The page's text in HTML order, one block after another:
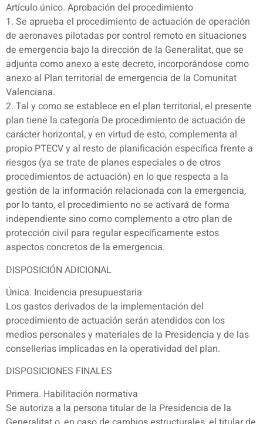
Artículo único. Aprobación del procedimiento
1. Se aprueba el procedimiento de actuación de operación
de aeronaves pilotadas por control remoto en situaciones
de emergencia bajo la dirección de la Generalitat, que se
adjunta como anexo a este decreto, incorporándose como
anexo al Plan territorial de emergencia de la Comunitat
Valenciana.
2. Tal y como se establece en el plan territorial, el presente
plan tiene la categoría De procedimiento de actuación de
carácter horizontal, y en virtud de esto, complementa al
propio PTECV y al resto de planificación específica frente a
riesgos (ya se trate de planes especiales o de otros
procedimientos de actuación) en lo que respecta a la
gestión de la información relacionada con la emergencia,
por lo tanto, el procedimiento no se activará de forma
independiente sino como complemento a otro plan de
protección civil para regular específicamente estos
aspectos concretos de la emergencia.
DISPOSICIÓN ADICIONAL
Única. Incidencia presupuestaria
Los gastos derivados de la implementación del
procedimiento de actuación serán atendidos con los
medios personales y materiales de la Presidencia y de las
consellerias implicadas en la operatividad del plan.
DISPOSICIONES FINALES
Primera. Habilitación normativa
Se autoriza a la persona titular de la Presidencia de la